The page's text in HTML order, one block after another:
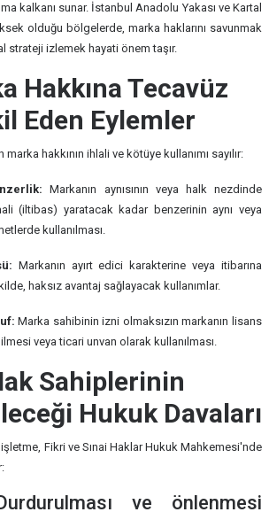
kalkanı sunar. İstanbul Anadolu Yakası ve Kartal
olduğu bölgelerde, marka haklarını savunmak
strateji izlemek hayati önem taşır.
Hakkına Tecavüz
Eden Eylemler
hakkının ihlali ve kötüye kullanımı sayılır:
Markanın aynısının veya halk nezdinde
(iltibas) yaratacak kadar benzerinin aynı veya
kullanılması.
Markanın ayırt edici karakterine veya itibarına
haksız avantaj sağlayacak kullanımlar.
Marka sahibinin izni olmaksızın markanın lisans
veya ticari unvan olarak kullanılması.
Sahiplerinin
Hukuk Davaları
Fikri ve Sınai Haklar Hukuk Mahkemesi'nde
ve önlenmesi